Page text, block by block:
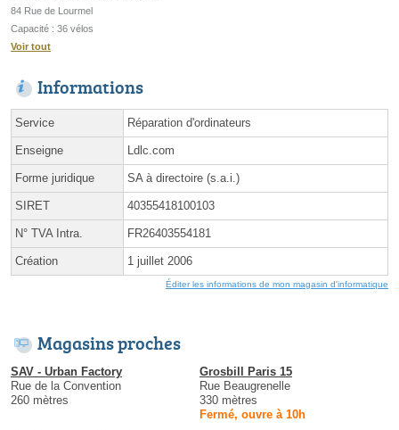
84 Rue de Lourmel
Capacité : 36 vélos
Voir tout
Informations
Service Réparation d'ordinateurs
Enseigne Ldlc.com
Forme juridique SA à directoire (s.a.i.)
SIRET 40355418100103
N° TVA Intra. FR26403554181
Création 1 juillet 2006
Éditer les informations de mon magasin d'informatique
Magasins proches
SAV - Urban Factory
Rue de la Convention
260 mètres
Grosbill Paris 15
Rue Beaugrenelle
330 mètres
Fermé, ouvre à 10h